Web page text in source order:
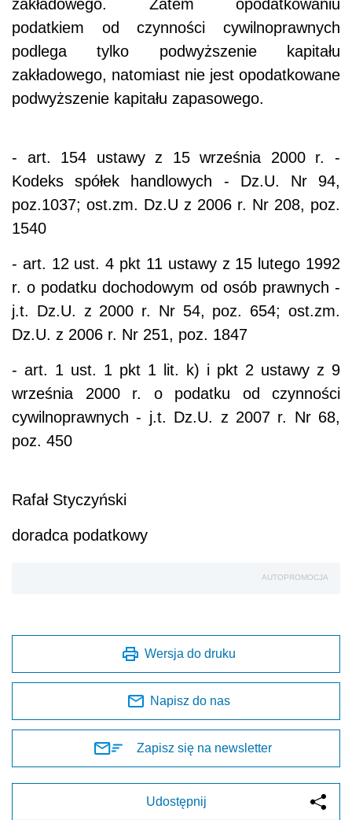
zakładowego. Zatem opodatkowaniu
podatkiem od czynności cywilnoprawnych
podlega tylko podwyższenie kapitału
zakładowego, natomiast nie jest opodatkowane
podwyższenie kapitału zapasowego.
- art. 154 ustawy z 15 września 2000 r. -
Kodeks spółek handlowych - Dz.U. Nr 94,
poz.1037; ost.zm. Dz.U z 2006 r. Nr 208, poz.
1540
- art. 12 ust. 4 pkt 11 ustawy z 15 lutego 1992
r. o podatku dochodowym od osób prawnych -
j.t. Dz.U. z 2000 r. Nr 54, poz. 654; ost.zm.
Dz.U. z 2006 r. Nr 251, poz. 1847
- art. 1 ust. 1 pkt 1 lit. k) i pkt 2 ustawy z 9
września 2000 r. o podatku od czynności
cywilnoprawnych - j.t. Dz.U. z 2007 r. Nr 68,
poz. 450
Rafał Styczyński
doradca podatkowy
AUTOPROMOCJA
Wersja do druku
Napisz do nas
Zapisz się na newsletter
Udostępnij